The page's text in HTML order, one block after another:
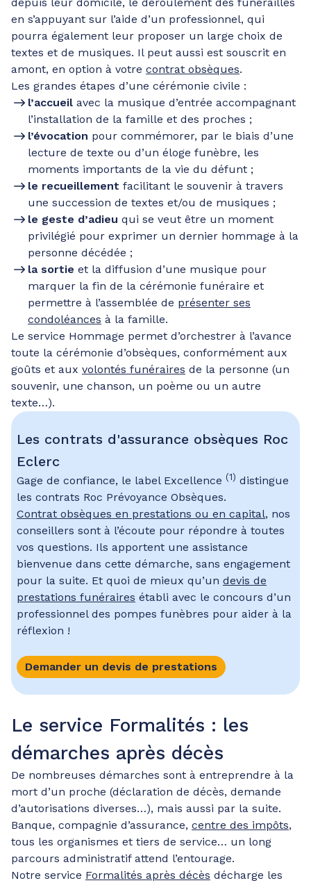
en s’appuyant sur l’aide d’un professionnel, qui
pourra également leur proposer un large choix de
textes et de musiques. Il peut aussi est souscrit en
amont, en option à votre contrat obsèques.
Les grandes étapes d’une cérémonie civile :
l’accueil avec la musique d’entrée accompagnant
l’installation de la famille et des proches ;
l’évocation pour commémorer, par le biais d’une
lecture de texte ou d’un éloge funèbre, les
moments importants de la vie du défunt ;
le recueillement facilitant le souvenir à travers
une succession de textes et/ou de musiques ;
le geste d’adieu qui se veut être un moment
privilégié pour exprimer un dernier hommage à la
personne décédée ;
la sortie et la diffusion d’une musique pour
marquer la fin de la cérémonie funéraire et
permettre à l’assemblée de présenter ses
condoléances à la famille.
Le service Hommage permet d’orchestrer à l’avance
toute la cérémonie d’obsèques, conformément aux
goûts et aux volontés funéraires de la personne (un
souvenir, une chanson, un poème ou un autre
texte…).
Les contrats d'assurance obsèques Roc
Eclerc
Gage de confiance, le label Excellence (1) distingue
les contrats Roc Prévoyance Obsèques.
Contrat obsèques en prestations ou en capital, nos
conseillers sont à l’écoute pour répondre à toutes
vos questions. Ils apportent une assistance
bienvenue dans cette démarche, sans engagement
pour la suite. Et quoi de mieux qu’un devis de
prestations funéraires établi avec le concours d’un
professionnel des pompes funèbres pour aider à la
réflexion !
Demander un devis de prestations
Le service Formalités : les
démarches après décès
De nombreuses démarches sont à entreprendre à la
mort d’un proche (déclaration de décès, demande
d’autorisations diverses…), mais aussi par la suite.
Banque, compagnie d’assurance, centre des impôts,
tous les organismes et tiers de service… un long
parcours administratif attend l’entourage.
Notre service Formalités après décès décharge les